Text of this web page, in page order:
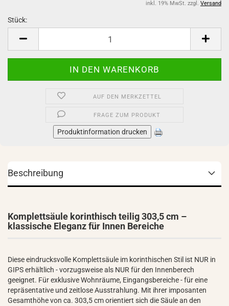
inkl. 19% MwSt. zzgl. Versand
Stück:
AUF DEN MERKZETTEL
FRAGE ZUM PRODUKT
Produktinformation drucken
Beschreibung
Komplettsäule korinthisch teilig 303,5 cm –
klassische Eleganz für Innen Bereiche
Diese eindrucksvolle Komplettsäule im korinthischen Stil ist NUR in
GIPS erhältlich - vorzugsweise als NUR für den Innenberech
geeignet. Für exklusive Wohnräume, Eingangsbereiche - für eine
repräsentative und zeitlose Ausstrahlung. Mit ihrer imposanten
Gesamthöhe von ca. 303,5 cm orientiert sich die Säule an den